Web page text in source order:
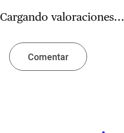
Cargando valoraciones...
Comentar